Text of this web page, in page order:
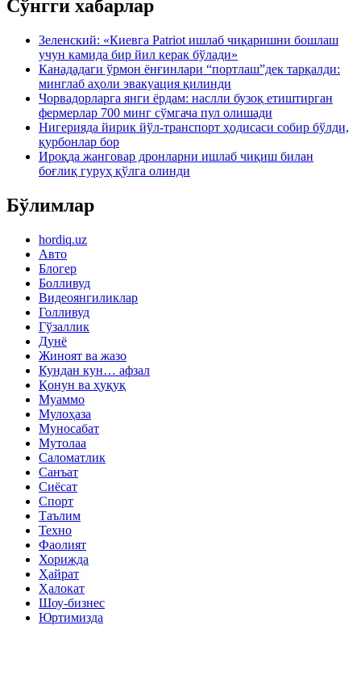
Сўнгги хабарлар
Зеленский: «Киевга Patriot ишлаб чиқаришни бошлаш
учун камида бир йил керак бўлади»
Канададаги ўрмон ёнғинлари “портлаш”дек тарқалди:
минглаб аҳоли эвакуация қилинди
Чорвадорларга янги ёрдам: наслли бузоқ етиштирган
фермерлар 700 минг сўмгача пул олишади
Нигерияда йирик йўл-транспорт ҳодисаси собир бўлди,
қурбонлар бор
Ироқда жанговар дронларни ишлаб чиқиш билан
боғлиқ гуруҳ қўлга олинди
Бўлимлар
hordiq.uz
Авто
Блогер
Болливуд
Видеоянгиликлар
Голливуд
Гўзаллик
Дунё
Жиноят ва жазо
Кундан кун… афзал
Қонун ва ҳуқуқ
Муаммо
Мулоҳаза
Муносабат
Мутолаа
Саломатлик
Санъат
Сиёсат
Спорт
Таълим
Техно
Фаолият
Хорижда
Ҳайрат
Ҳалокат
Шоу-бизнес
Юртимизда